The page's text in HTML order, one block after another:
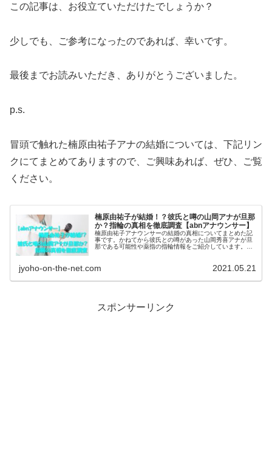
この記事は、お役立ていただけたでしょうか？
少しでも、ご参考になったのであれば、幸いです。
最後までお読みいただき、ありがとうございました。
p.s.
冒頭で触れた楠原由祐子アナの結婚については、下記リン
クにてまとめてありますので、ご興味あれば、ぜひ、ご覧
ください。
楠原由祐子が結婚！？彼氏と噂の山岡アナが旦那
か？指輪の真相を徹底調査【abnアナウンサー】
楠原由祐子アナウンサーの結婚の真相についてまとめた記
事です。かねてから彼氏との噂があった山岡秀喜アナが旦
那である可能性や薬指の指輪情報をご紹介しています。楠
jyoho-on-the-net.com 2021.05.21
スポンサーリンク